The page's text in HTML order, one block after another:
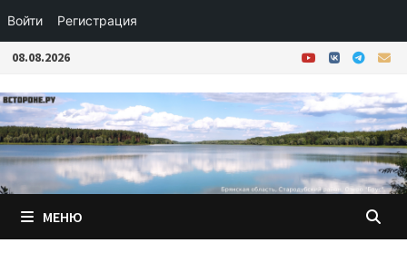
Войти Регистрация
Перейти
содержимому
08.08.2026
МЕНЮ